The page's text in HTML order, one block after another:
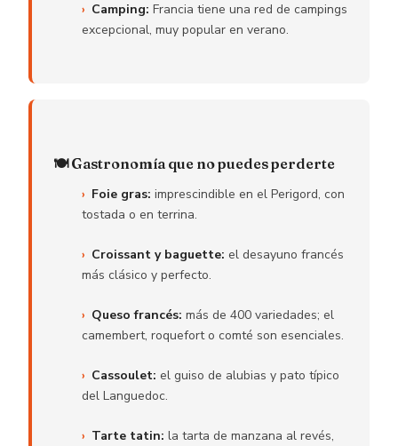
Camping: Francia tiene una red de campings
excepcional, muy popular en verano.
🍽️ Gastronomía que no puedes perderte
Foie gras: imprescindible en el Perigord, con
tostada o en terrina.
Croissant y baguette: el desayuno francés
más clásico y perfecto.
Queso francés: más de 400 variedades; el
camembert, roquefort o comté son esenciales.
Cassoulet: el guiso de alubias y pato típico
del Languedoc.
Tarte tatin: la tarta de manzana al revés,